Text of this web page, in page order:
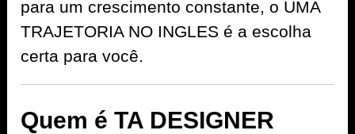
para um crescimento constante, o UMA
TRAJETORIA NO INGLES é a escolha
certa para você.
Quem é TA DESIGNER